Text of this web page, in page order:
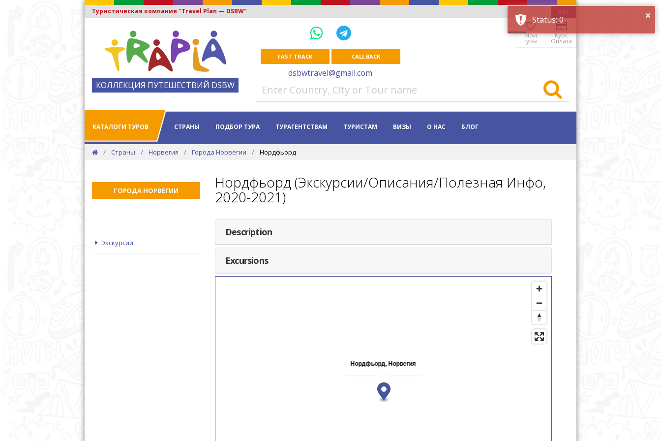
Туристическая компания "Travel Plan — DSBW" EUR
КОЛЛЕКЦИЯ ПУТЕШЕСТВИЙ DSBW
FAST TRACK CALL BACK
dsbwtravel@gmail.com
Мои
туры
Курс
Оплата
КАТАЛОГИ ТУРОВ СТРАНЫ ПОДБОР ТУРА ТУРАГЕНТСТВАМ ТУРИСТАМ ВИЗЫ О НАС БЛОГ
Страны Норвегия Города Норвегии Нордфьорд
ГОРОДА НОРВЕГИИ
Экскурсии
Нордфьорд (Экскурсии/Описания/Полезная Инфо,
2020-2021)
Description
Excursions
Нордфьорд, Норвегия
×
Status: 0